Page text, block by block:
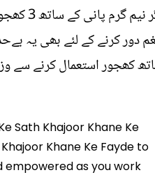
اگر
دور کرنے کے لئے بھی یہ
کھجور استعمال کرنے سے
Sath Khajoor Khane Ke
Khane Ke Fayde to
as you work